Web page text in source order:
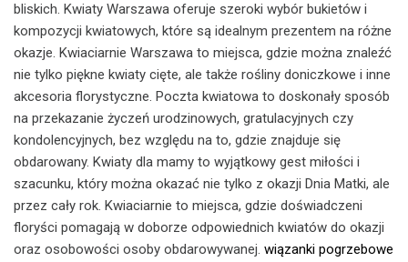
bliskich. Kwiaty Warszawa oferuje szeroki wybór bukietów i
kompozycji kwiatowych, które są idealnym prezentem na różne
okazje. Kwiaciarnie Warszawa to miejsca, gdzie można znaleźć
nie tylko piękne kwiaty cięte, ale także rośliny doniczkowe i inne
akcesoria florystyczne. Poczta kwiatowa to doskonały sposób
na przekazanie życzeń urodzinowych, gratulacyjnych czy
kondolencyjnych, bez względu na to, gdzie znajduje się
obdarowany. Kwiaty dla mamy to wyjątkowy gest miłości i
szacunku, który można okazać nie tylko z okazji Dnia Matki, ale
przez cały rok. Kwiaciarnie to miejsca, gdzie doświadczeni
floryści pomagają w doborze odpowiednich kwiatów do okazji
oraz osobowości osoby obdarowywanej. wiązanki pogrzebowe